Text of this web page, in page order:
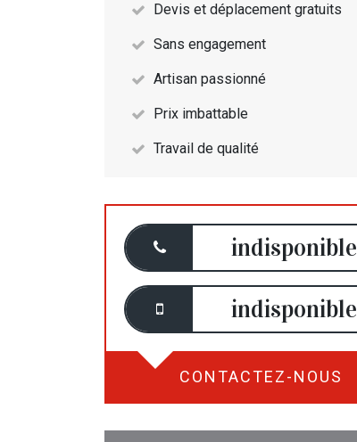
Devis et déplacement gratuits
Sans engagement
Artisan passionné
Prix imbattable
Travail de qualité
indisponible
indisponible
CONTACTEZ-NOUS